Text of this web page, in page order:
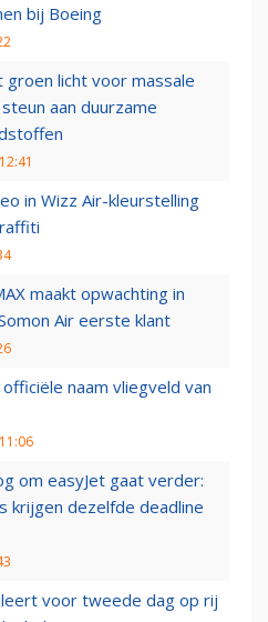
bij Boeing
groen licht voor massale
aan duurzame
in Wizz Air-kleurstelling
maakt opwachting in
Air eerste klant
naam vliegveld van
om easyJet gaat verder:
krijgen dezelfde deadline
voor tweede dag op rij